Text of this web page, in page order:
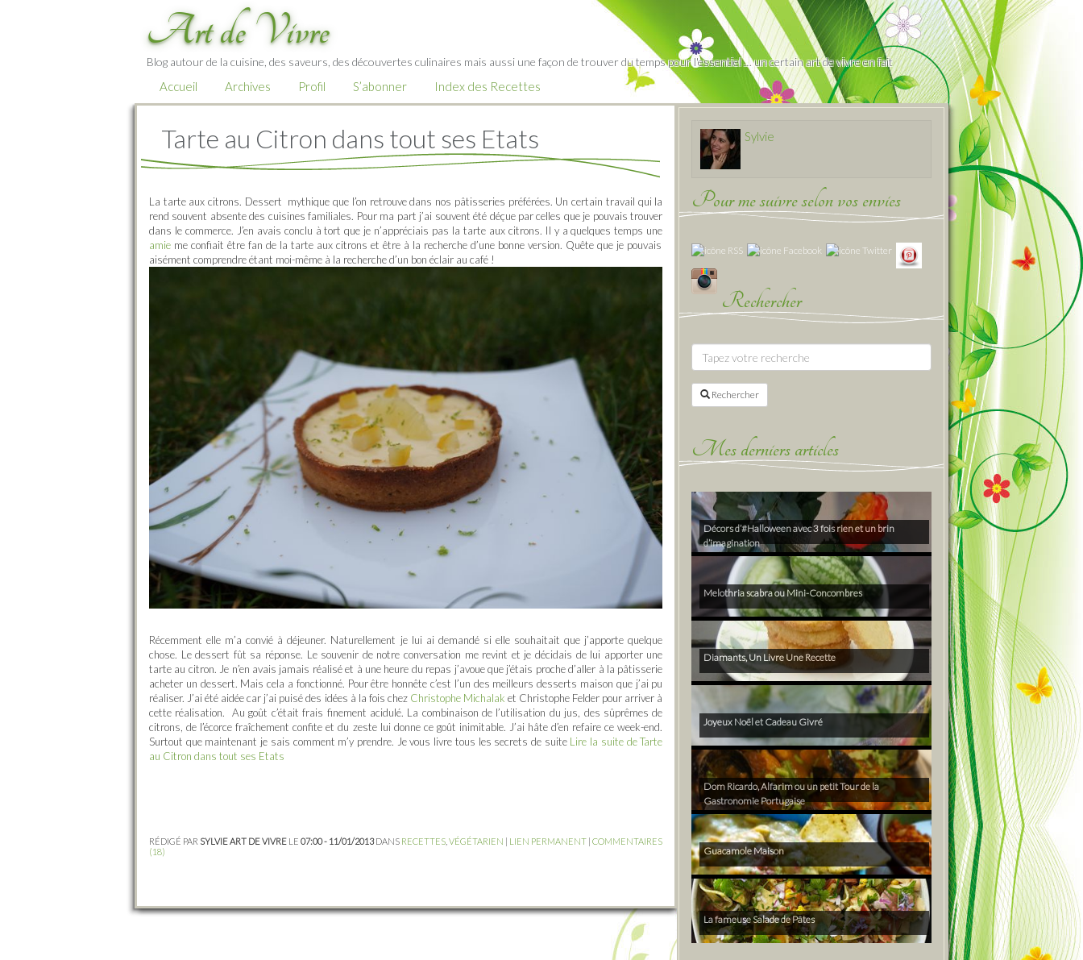
Art de Vivre
Blog autour de la cuisine, des saveurs, des découvertes culinaires mais aussi une façon de trouver du temps pour l'essentiel … un certain art de vivre en fait
Accueil Archives Profil S’abonner Index des Recettes
Tarte au Citron dans tout ses Etats
La tarte aux citrons. Dessert mythique que l’on retrouve dans nos pâtisseries préférées. Un certain travail qui la
rend souvent absente des cuisines familiales. Pour ma part j’ai souvent été déçue par celles que je pouvais trouver
dans le commerce. J’en avais conclu à tort que je n’appréciais pas la tarte aux citrons. Il y a quelques temps une
amie me confiait être fan de la tarte aux citrons et être à la recherche d’une bonne version. Quête que je pouvais
aisément comprendre étant moi-même à la recherche d’un bon éclair au café !
Récemment elle m’a convié à déjeuner. Naturellement je lui ai demandé si elle souhaitait que j’apporte quelque
chose. Le dessert fût sa réponse. Le souvenir de notre conversation me revint et je décidais de lui apporter une
tarte au citron. Je n’en avais jamais réalisé et à une heure du repas j’avoue que j’étais proche d’aller à la pâtisserie
acheter un dessert. Mais cela a fonctionné. Pour être honnête c’est l’un des meilleurs desserts maison que j’ai pu
réaliser. J’ai été aidée car j’ai puisé des idées à la fois chez Christophe Michalak et Christophe Felder pour arriver à
cette réalisation. Au goût c’était frais finement acidulé. La combinaison de l’utilisation du jus, des sûprêmes de
citrons, de l’écorce fraîchement confite et du zeste lui donne ce goût inimitable. J’ai hâte d’en refaire ce week-end.
Surtout que maintenant je sais comment m’y prendre. Je vous livre tous les secrets de suite Lire la suite de Tarte
au Citron dans tout ses Etats
RÉDIGÉ PAR SYLVIE ART DE VIVRE LE 07:00 - 11/01/2013DANS RECETTES VÉGÉTARIEN | LIEN PERMANENT | COMMENTAIRES
(18)
Sylvie
Pour me suivre selon vos envies
Rechercher
Rechercher
Mes derniers articles
Décors d’#Halloween avec 3 fois rien et un brin
d’imagination
Melothria scabra ou Mini-Concombres
Diamants, Un Livre Une Recette
Joyeux Noël et Cadeau Givré
Dom Ricardo, Alfarim ou un petit Tour de la
Gastronomie Portugaise
Guacamole Maison
La fameuse Salade de Pâtes